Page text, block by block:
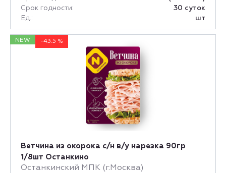
Срок годности:
30 суток
Ед.:
шт
NEW -43.5 %
Ветчина из окорока с/н в/у нарезка 90гр
1/8шт Останкино
Останкинский МПК (г.Москва)